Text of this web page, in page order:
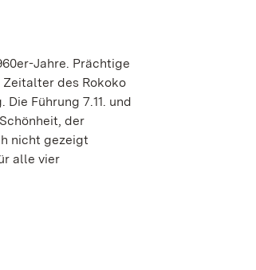
Jahre. Prächtige
Zeitalter des Rokoko
Führung 7.11. und
der
nicht gezeigt
alle vier